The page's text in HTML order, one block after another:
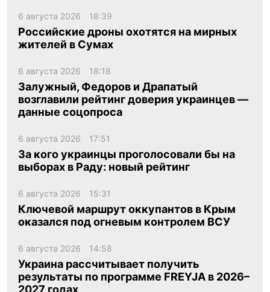
6 августа 2026 18:39
Российские дроны охотятся на мирных
жителей в Сумах
6 августа 2026 18:18
Залужный, Федоров и Драпатый
возглавили рейтинг доверия украинцев —
данные соцопроса
6 августа 2026 17:51
За кого украинцы проголосовали бы на
выборах в Раду: новый рейтинг
6 августа 2026 15:31
Ключевой маршрут оккупантов в Крым
оказался под огневым контролем ВСУ
6 августа 2026 14:58
Украина рассчитывает получить
результаты по программе FREYJA в 2026–
2027 годах